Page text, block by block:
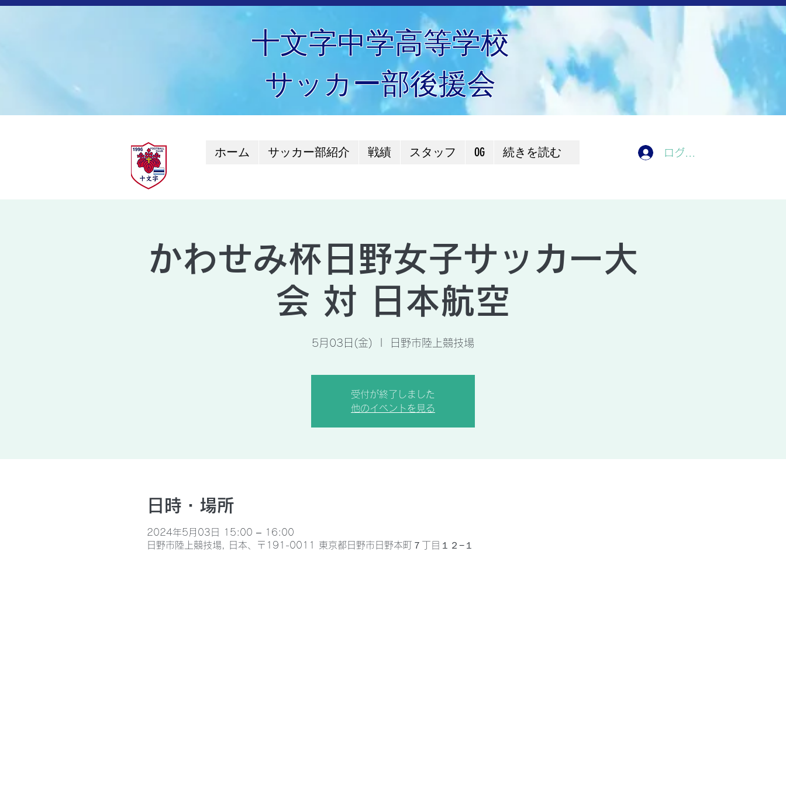
十文字中学高等学校
サッカー部後援会
ホーム サッカー部紹介 戦績 スタッフ OG 続きを読む ログイン
かわせみ杯日野女子サッカー大
会 対 日本航空
5月03日(金) 日野市陸上競技場
受付が終了しました
他のイベントを見る
日時・場所
2024年5月03日 15:00 – 16:00
日野市陸上競技場, 日本、〒191-0011 東京都日野市日野本町７丁目１２−１